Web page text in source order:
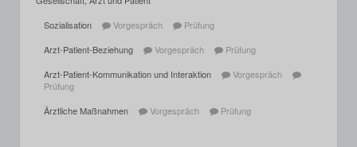
Sozialisation
Vorgespräch
Prüfung
Arzt-Patient-Beziehung
Vorgespräch
Prüfung
Arzt-Patient-Kommunikation und Interaktion
Vorgespräch
Prüfung
Ärztliche Maßnahmen
Vorgespräch Prüfung